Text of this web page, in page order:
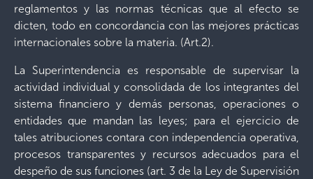
reglamentos y las normas técnicas que al efecto se
dicten, todo en concordancia con las mejores prácticas
internacionales sobre la materia. (Art.2).
La Superintendencia es responsable de supervisar la
actividad individual y consolidada de los integrantes del
sistema financiero y demás personas, operaciones o
entidades que mandan las leyes; para el ejercicio de
tales atribuciones contara con independencia operativa,
procesos transparentes y recursos adecuados para el
despeño de sus funciones (art. 3 de la Ley de Supervisión